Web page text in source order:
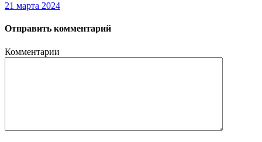
21 марта 2024
Отправить комментарий
Комментарии